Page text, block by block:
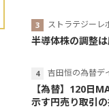
ストラテジーレ
半導体株の調整
吉田恒の為替デ
【為替】120日
示す円売り取引